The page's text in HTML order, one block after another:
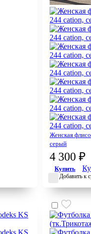
Женская
серый
4 300 ₽
Купить
Добавить к